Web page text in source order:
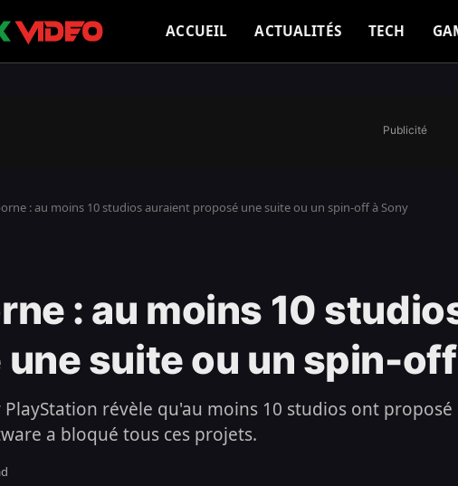
ACCUEIL ACTUALITÉS TECH
Publicité
: au moins 10 studios auraient proposé une suite ou un spin-off à Sony
: au moins 10
suite ou un spin-
révèle qu'au moins 10 studios ont
a bloqué tous ces projets.